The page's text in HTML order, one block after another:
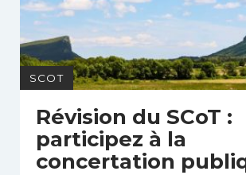
SCOT
Révision du SCoT :
participez à la
concertation